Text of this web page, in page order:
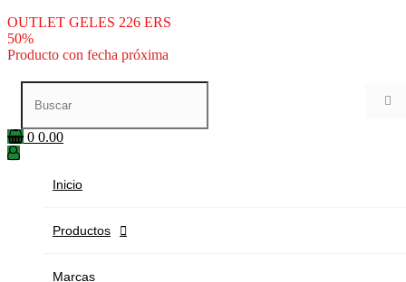
OUTLET GELES 226 ERS
50%
Producto con fecha próxima

0 0.00
Inicio
Productos 
Marcas